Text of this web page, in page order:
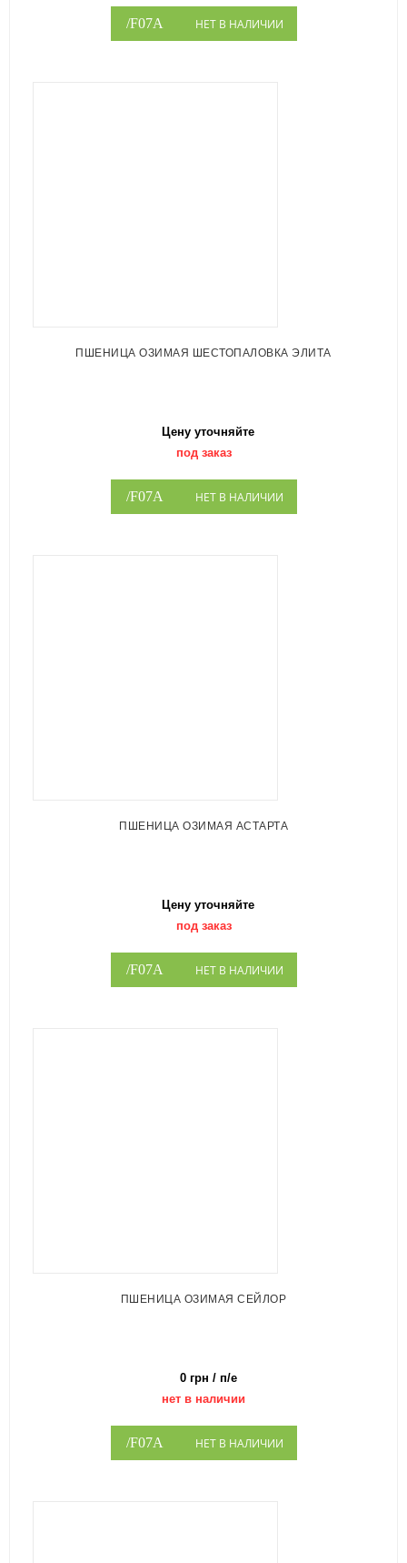
НЕТ В НАЛИЧИИ
ПШЕНИЦА ОЗИМАЯ ШЕСТОПАЛОВКА ЭЛИТА
Цену уточняйте
под заказ
НЕТ В НАЛИЧИИ
ПШЕНИЦА ОЗИМАЯ АСТАРТА
Цену уточняйте
под заказ
НЕТ В НАЛИЧИИ
ПШЕНИЦА ОЗИМАЯ СЕЙЛОР
0 грн / п/е
нет в наличии
НЕТ В НАЛИЧИИ